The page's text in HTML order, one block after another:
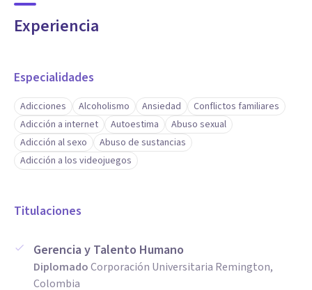
Experiencia
Especialidades
Adicciones Alcoholismo Ansiedad
Conflictos familiares
Adicción a internet
Autoestima
Abuso sexual
Adicción al sexo
Abuso de sustancias
Adicción a los videojuegos
Titulaciones
Gerencia y Talento Humano
DiplomadoCorporación Universitaria Remington,
Colombia